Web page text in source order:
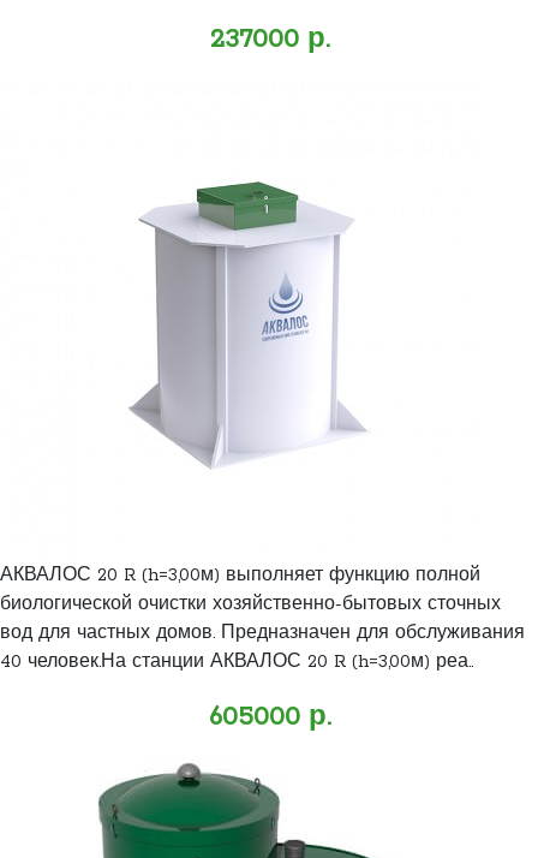
237000 р.
АКВАЛОС 20 R (h=3,00м) выполняет функцию полной
биологической очистки хозяйственно-бытовых сточных
вод для частных домов. Предназначен для обслуживания
40 человек.На станции АКВАЛОС 20 R (h=3,00м) реа..
605000 р.